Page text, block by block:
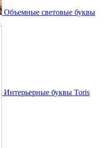
Объемные световые буквы
Интерьерные буквы Toris